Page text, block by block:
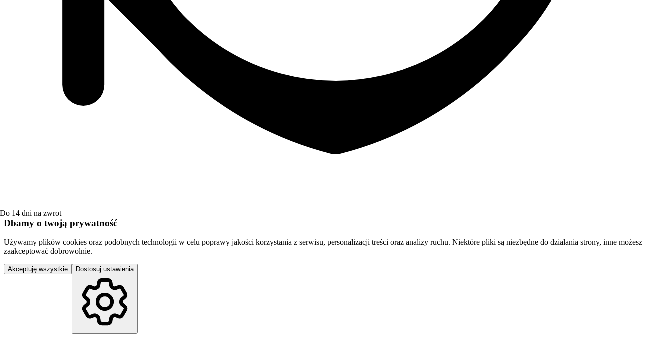
Do 14 dni na zwrot
Dbamy o twoją prywatność
Używamy plików cookies oraz podobnych technologii w celu poprawy jakości korzystania z serwisu, personalizacji treści oraz analizy ruchu. Niektóre pliki są niezbędne do działania strony, inne możesz
zaakceptować dobrowolnie.
Akceptuję wszystkie Dostosuj ustawienia